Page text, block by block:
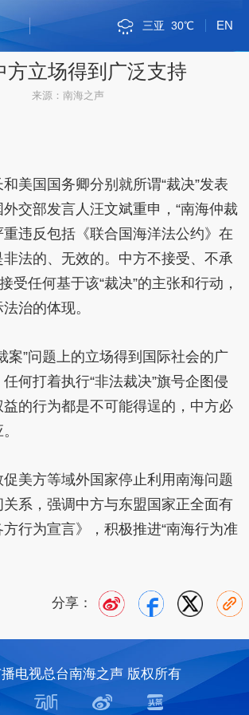
EN
河内 36℃
三沙 32℃
三亚 30℃
琼海 34℃
海口 32℃
斯里巴加湾 34℃
金边 34℃
雅加达 34℃
万象 28℃
吉隆坡 35℃
马尼拉 30℃
新加坡市 33℃
曼谷 33℃
内比都 32℃
河内 36℃
三沙 32℃
方立场得到广泛支持
来源：南海之声
美国国务卿分别就所谓“裁决”发表
交部发言人汪文斌重申，“南海仲裁
重违反包括《联合国海洋法公约》在
法的、无效的。中方不接受、不承
受任何基于该“裁决”的主张和行动，
治的体现。
案”问题上的立场得到国际社会的广
何打着执行“非法裁决”旗号企图侵
的行为都是不可能得逞的，中方必
促美方等域外国家停止利用南海问题
系，强调中方与东盟国家正全面有
行为宣言》，积极推进“南海行为准
分享：
电视总台南海之声 版权所有